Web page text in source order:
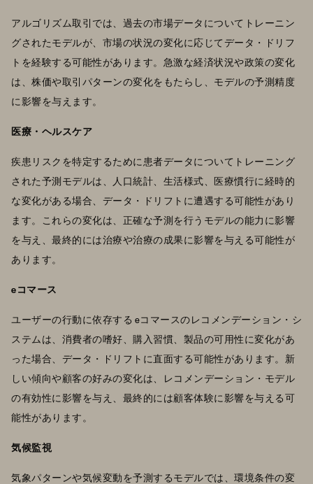
アルゴリズム取引では、過去の市場データについてトレーニン
グされたモデルが、市場の状況の変化に応じてデータ・ドリフ
トを経験する可能性があります。急激な経済状況や政策の変化
は、株価や取引パターンの変化をもたらし、モデルの予測精度
に影響を与えます。
医療・ヘルスケア
疾患リスクを特定するために患者データについてトレーニング
された予測モデルは、人口統計、生活様式、医療慣行に経時的
な変化がある場合、データ・ドリフトに遭遇する可能性があり
ます。これらの変化は、正確な予測を行うモデルの能力に影響
を与え、最終的には治療や治療の成果に影響を与える可能性が
あります。
eコマース
ユーザーの行動に依存する eコマースのレコメンデーション・シ
ステムは、消費者の嗜好、購入習慣、製品の可用性に変化があ
った場合、データ・ドリフトに直面する可能性があります。新
しい傾向や顧客の好みの変化は、レコメンデーション・モデル
の有効性に影響を与え、最終的には顧客体験に影響を与える可
能性があります。
気候監視
気象パターンや気候変動を予測するモデルでは、環境条件の変